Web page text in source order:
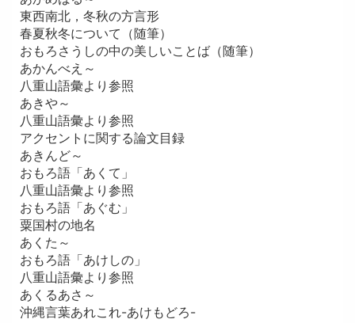
東西南北，冬秋の方言形
春夏秋冬について（随筆）
おもろさうしの中の美しいことば（随筆）
あかんべえ～
八重山語彙より参照
あきや～
八重山語彙より参照
アクセントに関する論文目録
あきんど～
おもろ語「あくて」
八重山語彙より参照
おもろ語「あぐむ」
粟国村の地名
あくた～
おもろ語「あけしの」
八重山語彙より参照
あくるあさ～
沖縄言葉あれこれ-あけもどろ-